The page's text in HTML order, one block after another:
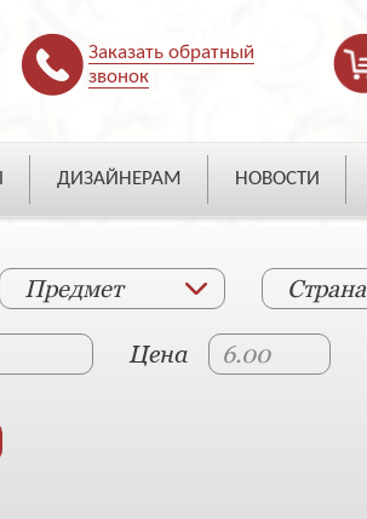
Заказать обратный
звонок
ДИЗАЙНЕРАМ НОВОСТИ
Предмет Страна
Цена